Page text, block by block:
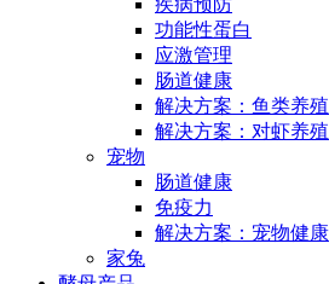
疾病预防
功能性蛋白
应激管理
肠道健康
解决方案：鱼类养殖
解决方案：对虾养殖
宠物
肠道健康
免疫力
解决方案：宠物健康
家兔